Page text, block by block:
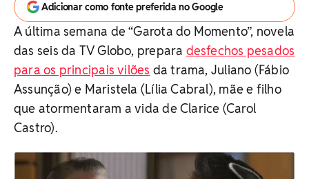
Adicionar como fonte preferida no Google
A última semana de “Garota do Momento”, novela
das seis da TV Globo, prepara desfechos pesados
para os principais vilões da trama, Juliano (Fábio
Assunção) e Maristela (Lília Cabral), mãe e filho
que atormentaram a vida de Clarice (Carol
Castro).